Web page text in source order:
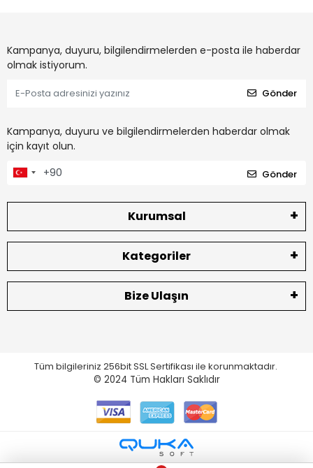
Kampanya, duyuru, bilgilendirmelerden e-posta ile haberdar
olmak istiyorum.
Gönder
Kampanya, duyuru ve bilgilendirmelerden haberdar olmak
için kayıt olun.
Gönder
Kurumsal
Kategoriler
Bize Ulaşın
Tüm bilgileriniz 256bit SSL Sertifikası ile korunmaktadır.
© 2024 Tüm Hakları Saklıdır